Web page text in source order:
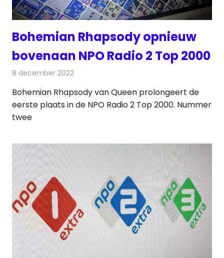
Bohemian Rhapsody opnieuw
bovenaan NPO Radio 2 Top 2000
8 december 2022
Bohemian Rhapsody van Queen prolongeert de
eerste plaats in de NPO Radio 2 Top 2000. Nummer
twee